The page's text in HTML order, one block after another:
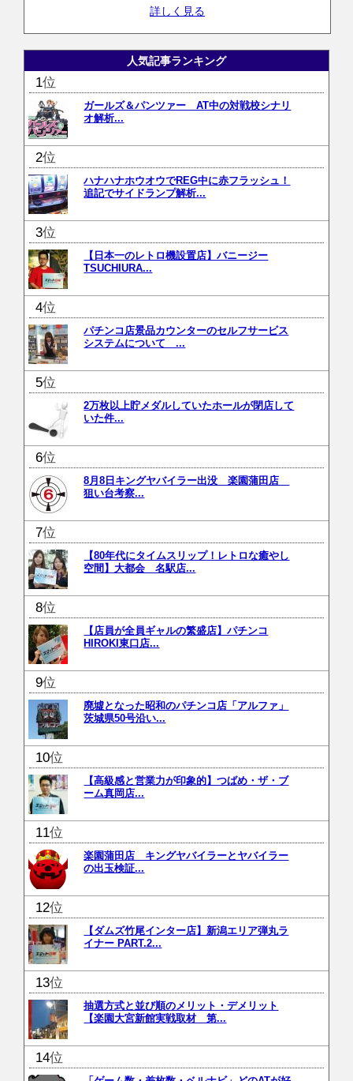
詳しく見る
人気記事ランキング
位
ガールズ＆パンツァー AT中の対戦校シナリ
オ解析...
位
ハナハナホウオウでREG中に赤フラッシュ！
追記でサイドランプ解析...
位
【日本一のレトロ機設置店】バニージー
TSUCHIURA...
位
パチンコ店景品カウンターのセルフサービス
システムについて ...
位
2万枚以上貯メダルしていたホールが閉店して
いた件...
位
8月8日キングヤバイラー出没 楽園蒲田店
狙い台考察...
位
【80年代にタイムスリップ！レトロな癒やし
空間】大都会 名駅店...
位
【店員が全員ギャルの繁盛店】パチンコ
HIROKI東口店...
位
廃墟となった昭和のパチンコ店「アルファ」
茨城県50号沿い...
位
【高級感と営業力が印象的】つばめ・ザ・ブ
ーム真岡店...
位
楽園蒲田店 キングヤバイラーとヤバイラー
の出玉検証...
位
【ダムズ竹尾インター店】新潟エリア弾丸ラ
イナー PART.2...
位
抽選方式と並び順のメリット・デメリット
【楽園大宮新館実戦取材 第...
位